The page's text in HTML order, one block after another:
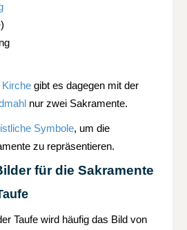
)
gibt es dagegen mit der
nur zwei Sakramente.
Symbole, um die
zu repräsentieren.
für die Sakramente
Taufe wird häufig das Bild von